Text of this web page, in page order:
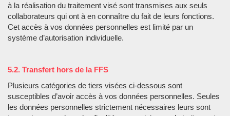
à la réalisation du traitement visé sont transmises aux seuls
collaborateurs qui ont à en connaître du fait de leurs fonctions.
Cet accès à vos données personnelles est limité par un
système d’autorisation individuelle.
5.2. Transfert hors de la FFS
Plusieurs catégories de tiers visées ci-dessous sont
susceptibles d’avoir accès à vos données personnelles. Seules
les données personnelles strictement nécessaires leurs sont